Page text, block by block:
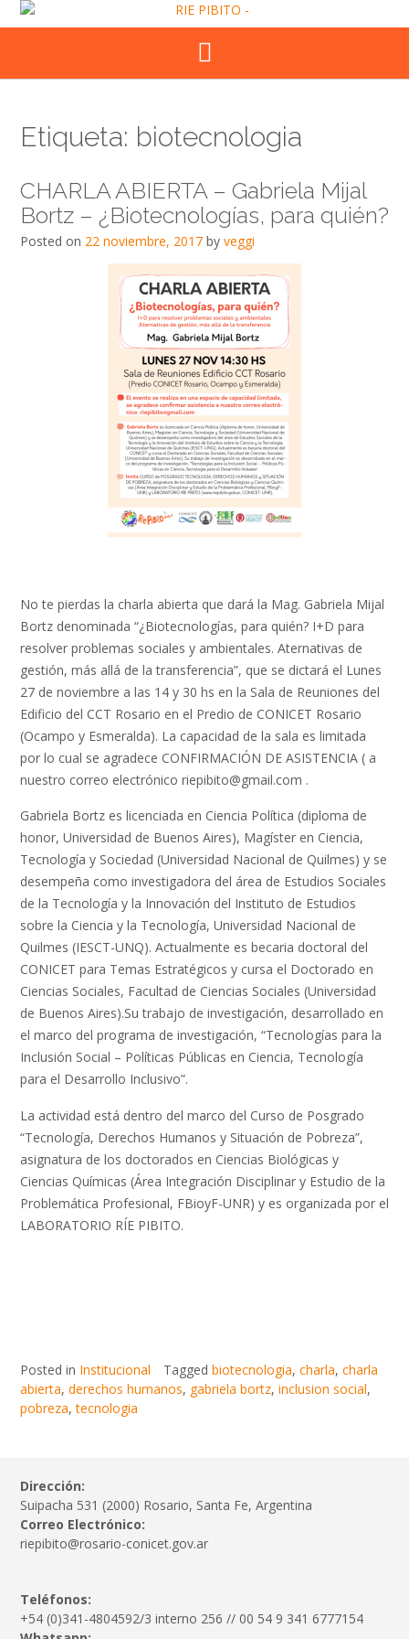
Skip
to
Etiqueta: biotecnologia
CHARLA ABIERTA – Gabriela Mijal
Bortz – ¿Biotecnologías, para quién?
Posted on 22 noviembre, 2017 by veggi
No te pierdas la charla abierta que dará la Mag. Gabriela Mijal
Bortz denominada “¿Biotecnologías, para quién? I+D para
resolver problemas sociales y ambientales. Aternativas de
gestión, más allá de la transferencia”, que se dictará el Lunes
27 de noviembre a las 14 y 30 hs en la Sala de Reuniones del
Edificio del CCT Rosario en el Predio de CONICET Rosario
(Ocampo y Esmeralda). La capacidad de la sala es limitada
por lo cual se agradece CONFIRMACIÓN DE ASISTENCIA ( a
nuestro correo electrónico riepibito@gmail.com .
Gabriela Bortz es licenciada en Ciencia Política (diploma de
honor, Universidad de Buenos Aires), Magíster en Ciencia,
Tecnología y Sociedad (Universidad Nacional de Quilmes) y se
desempeña como investigadora del área de Estudios Sociales
de la Tecnología y la Innovación del Instituto de Estudios
sobre la Ciencia y la Tecnología, Universidad Nacional de
Quilmes (IESCT-UNQ). Actualmente es becaria doctoral del
CONICET para Temas Estratégicos y cursa el Doctorado en
Ciencias Sociales, Facultad de Ciencias Sociales (Universidad
de Buenos Aires).Su trabajo de investigación, desarrollado en
el marco del programa de investigación, “Tecnologías para la
Inclusión Social – Políticas Públicas en Ciencia, Tecnología
para el Desarrollo Inclusivo”.
La actividad está dentro del marco del Curso de Posgrado
“Tecnología, Derechos Humanos y Situación de Pobreza”,
asignatura de los doctorados en Ciencias Biológicas y
Ciencias Químicas (Área Integración Disciplinar y Estudio de la
Problemática Profesional, FBioyF-UNR) y es organizada por el
LABORATORIO RÍE PIBITO.
Posted in Institucional Tagged biotecnologia, charla, charla
abierta, derechos humanos, gabriela bortz, inclusion social,
pobreza,tecnologia
Dirección:
Suipacha 531 (2000) Rosario, Santa Fe, Argentina
Correo Electrónico:
riepibito@rosario-conicet.gov.ar
Teléfonos:
+54 (0)341-4804592/3 interno 256 // 00 54 9 341 6777154